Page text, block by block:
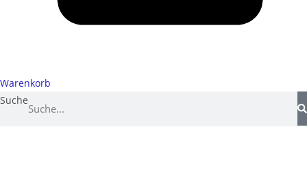
Warenkorb
Suche